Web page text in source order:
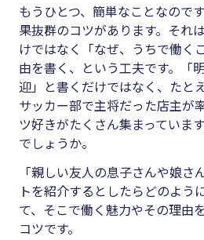
もうひとつ、簡単なことなので
果抜群のコツがあります。それ
けではなく「なぜ、うちで働く
由を書く、という工夫です。「
迎」と書くだけではなく、た
サッカー部で主将だった店主が
ツ好きがたくさん集まっていま
でしょうか。
「親しい友人の息子さんや娘さ
トを紹介するとしたらどのよう
て、そこで働く魅力やその理由
コツです。